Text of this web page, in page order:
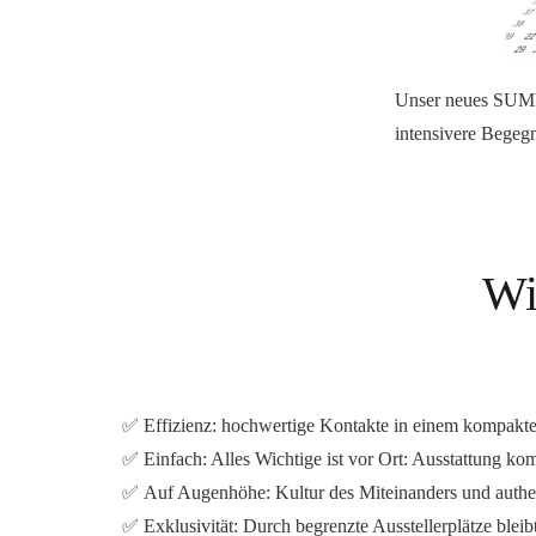
Unserneues
intensivere
✅ Effizienz: hochwertige Kontakte in einem
✅ Einfach: Alles Wichtige ist vor Ort: Ausstattung
✅ Auf Augenhöhe: Kultur des Miteinanders und
✅ Exklusivität: Durch begrenzte Ausstellerplätze